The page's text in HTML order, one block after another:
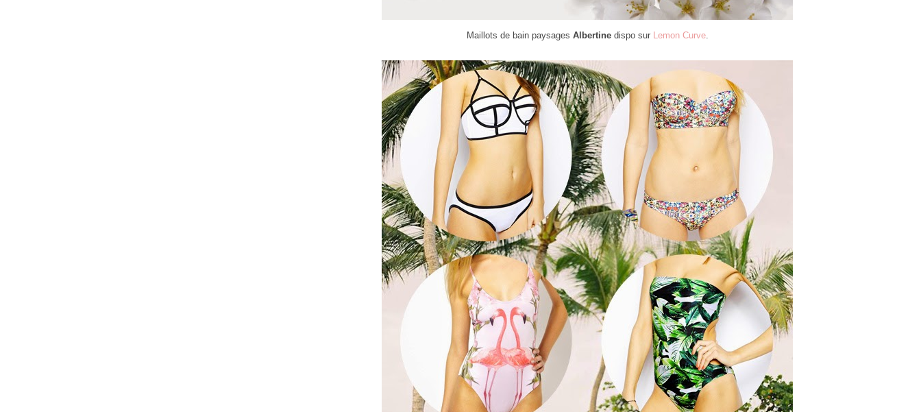
Maillots de bain paysages Albertinedispo sur Lemon Curve.